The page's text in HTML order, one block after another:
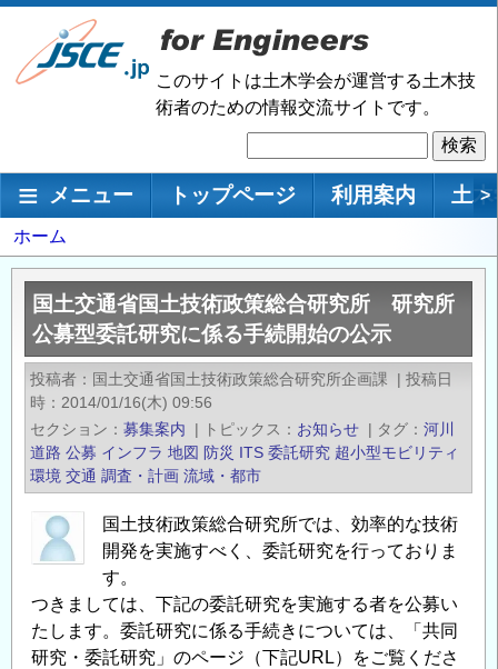
メ
ン
移
このサイトは土木学会が運営する土木技
術者のための情報交流サイトです。
索
メインナビゲーション
メニュー トップページ 利用案内 土 >
パ
ン
く
ず
ホーム
国土交通省国土技術政策総合研究所 研究所
公募型委託研究に係る手続開始の公示
投稿者 国土交通省国土技術政策総合研究所企画課 | 投稿日
時
2014/01/16(木) 09:56
セクション
募集案内 | トピックス お知らせ | タグ
河川
道路 公募 インフラ 地図 防災 ITS 委託研究 超小型モビリティ
環境 交通 調査・計画 流域・都市
国土技術政策総合研究所では、効率的な技術
開発を実施すべく、委託研究を行っておりま
す。
つきましては、下記の委託研究を実施する者を公募い
たします。委託研究に係る手続きについては、「共同
研究・委託研究」のページ（下記URL）をご覧くださ